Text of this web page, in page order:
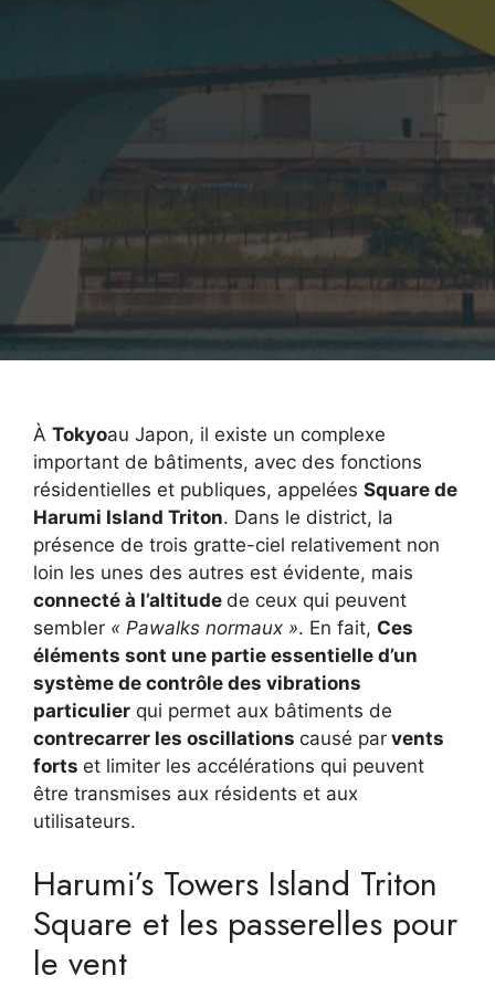
À Tokyoau Japon, il existe un complexe
important de bâtiments, avec des fonctions
résidentielles et publiques, appelées Square de
Harumi Island Triton. Dans le district, la
présence de trois gratte-ciel relativement non
loin les unes des autres est évidente, mais
connecté à l’altitude de ceux qui peuvent
sembler « Pawalks normaux ». En fait, Ces
éléments sont une partie essentielle d’un
système de contrôle des vibrations
particulier qui permet aux bâtiments de
contrecarrer les oscillations causé par vents
forts et limiter les accélérations qui peuvent
être transmises aux résidents et aux
utilisateurs.
Harumi’s Towers Island Triton
Square et les passerelles pour
le vent